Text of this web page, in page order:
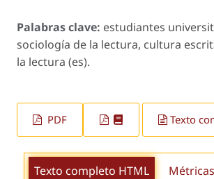
Palabras clave: estudiantes
sociología de la lectura, cultura
la lectura (es).
PDF Texto
Texto completo HTML